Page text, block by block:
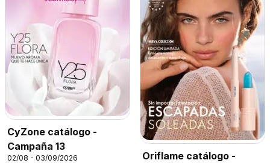
CyZone catálogo -
Campaña 13
02/08 - 03/09/2026
Oriflame catálogo -